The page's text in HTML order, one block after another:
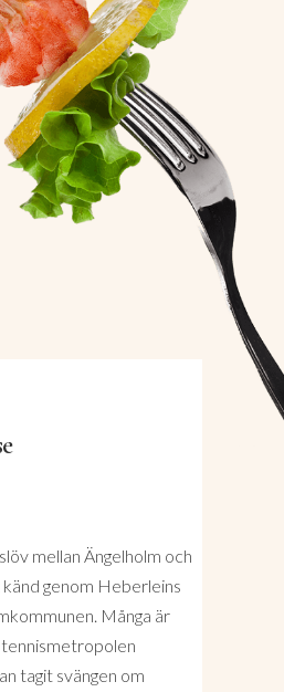
mellan Ängelholm och
genom Heberleins
Många är
tagit svängen om